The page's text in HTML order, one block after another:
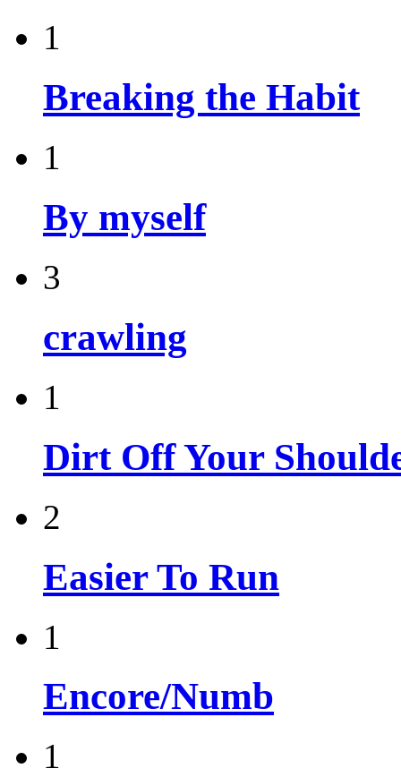
1
Breaking the Habit
1
By myself
3
crawling
1
Dirt Off Your
2
Easier To Run
1
Encore/Numb
1